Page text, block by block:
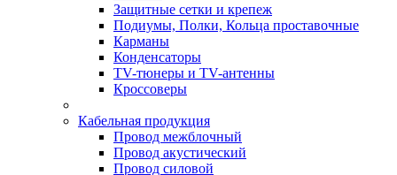
Защитные сетки и крепеж
Подиумы, Полки, Кольца проставочные
Карманы
Конденсаторы
TV-тюнеры и TV-антенны
Кроссоверы
Кабельная продукция
Провод межблочный
Провод акустический
Провод силовой